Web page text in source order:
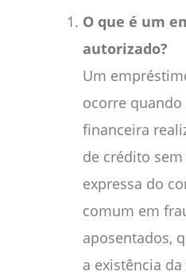
O que é um
autorizado?
Um
ocorre
financeira
de crédito
expressa do
comum em
aposentados,
a existência